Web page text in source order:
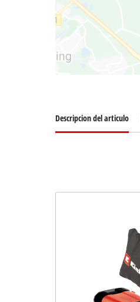
Descripcion del articulo